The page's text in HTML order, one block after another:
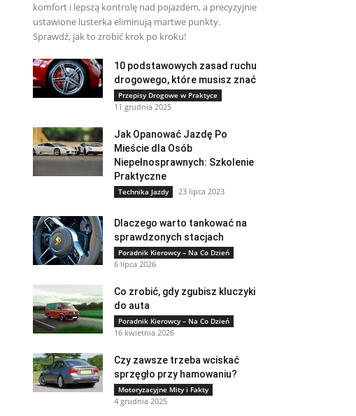
komfort i lepszą kontrolę nad pojazdem, a precyzyjnie
ustawione lusterka eliminują martwe punkty.
Sprawdź, jak to zrobić krok po kroku!
10 podstawowych zasad ruchu
drogowego, które musisz znać
Przepisy Drogowe w Praktyce
11 grudnia 2025
Jak Opanować Jazdę Po
Mieście dla Osób
Niepełnosprawnych: Szkolenie
Praktyczne
Technika Jazdy 23 lipca 2023
Dlaczego warto tankować na
sprawdzonych stacjach
Poradnik Kierowcy – Na Co Dzień
6 lipca 2026
Co zrobić, gdy zgubisz kluczyki
do auta
Poradnik Kierowcy – Na Co Dzień
16 kwietnia 2026
Czy zawsze trzeba wciskać
sprzęgło przy hamowaniu?
Motoryzacyjne Mity i Fakty
4 grudnia 2025